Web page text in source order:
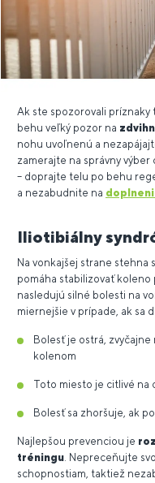
Ak ste spozorovali príznaky
behu veľký pozor na
nohu uvoľnenú a
zamerajte na správny
– doprajte telu po behu
a nezabudnite na
Iliotibiálny
Na vonkajšej strane stehna
pomáha stabilizovať
nasledujú silné bolesti na
miernejšie v prípade, ak sa
Bolesť je ostrá,
kolenom
Toto miesto je citlivé na
Bolesť sa zhoršuje, ak
Najlepšou prevenciou je
tréningu. Nepreceňujte
schopnostiam, taktiež